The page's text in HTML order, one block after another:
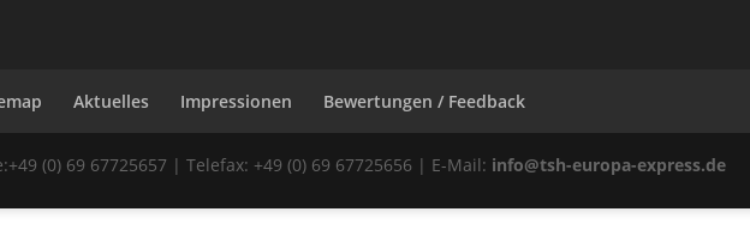
Aktuelles Impressionen Bewertungen / Feedback
(0) 69 67725657 | Telefax: +49 (0) 69 67725656 | E-Mail: info@tsh-europa-express.de